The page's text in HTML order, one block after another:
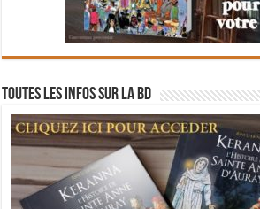
Toutes les infos sur la BD